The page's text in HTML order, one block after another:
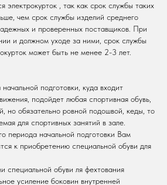
электрокурток , так как срок службы таких
чем срок службы изделий среднего
и проверенных поставщиков. При
и должном уходе за ними, срок службы
может быть не менее 2-3 лет.
подготовки, куда входит
подойдет любая спортивная обувь,
но обязательно ровной подошвой, кеды, то
для спортивных занятий в зале.
периода начальной подготовки Вам
к приобретению специальной обуви для
специальной обуви ля фехтования
усиление боковин внутренней